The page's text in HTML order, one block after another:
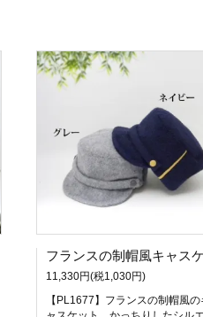
11,330円(税1,030円)
【PL1677】フランスの制帽風の